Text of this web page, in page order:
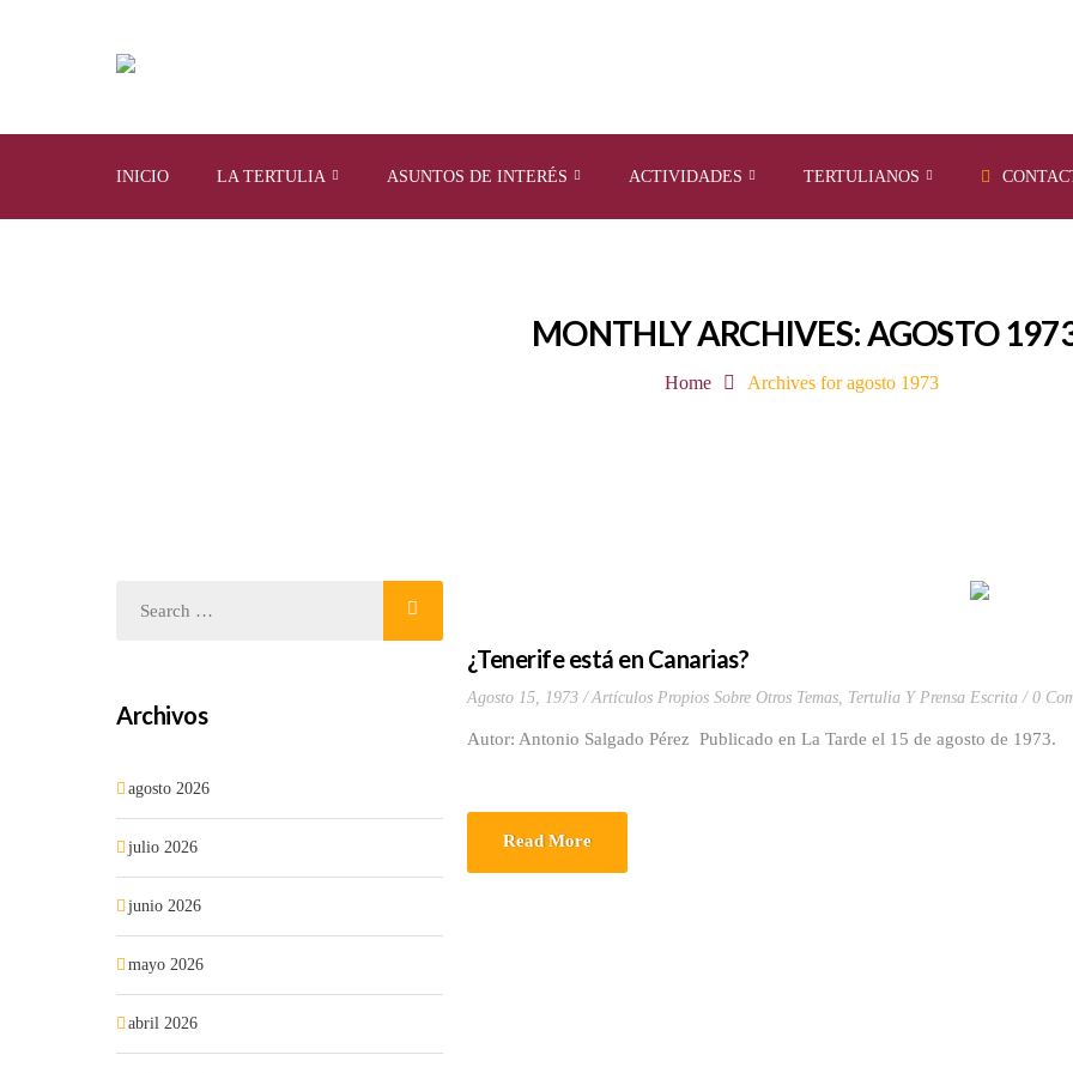
INICIO LA TERTULIA ASUNTOS DE INTERÉS ACTIVIDADES TERTULIANOS
MONTHLY ARCHIVES: AGOSTO
Home Archives for agosto 1973
¿Tenerife está en Canarias?
Agosto 15, 1973 Artículos Propios Sobre Otros Temas, Tertulia Y Prensa Escrita 0
Autor: Antonio Salgado Pérez Publicado en La Tarde el 15 de agosto de 1973.
Read More
Archivos
agosto 2026
julio 2026
junio 2026
mayo 2026
abril 2026